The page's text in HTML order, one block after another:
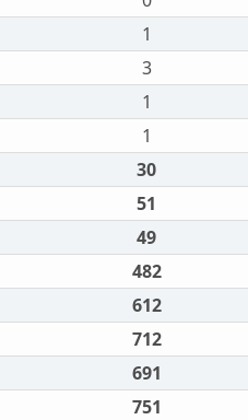
1
3
1
1
30
51
49
482
612
712
691
751